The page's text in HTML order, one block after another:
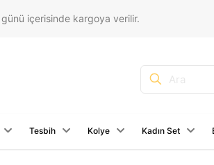
günü içerisinde kargoya verilir.
Tesbih Kolye Kadın Set